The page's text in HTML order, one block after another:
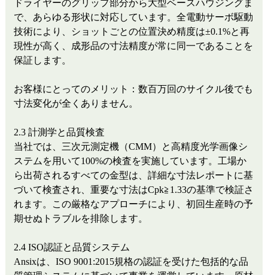
ドライヤーのグリップ部分から大型ベースハウジングま
で、あらゆる形状に対応しています。全電動サーボ駆動
技術により、ショットごとの位置決め精度は±0.1%と再
現性が高く、成形品の寸法精度が常に同一であることを
保証します。
お客様にとってのメリット：数百万回のサイクル後でも
寸法変化が全くありません。
2.3 計測学と品質検査
当社では、三次元測定機（CMM）と高精度光学画像シ
ステムを用いて100%の検査を実施しています。工場か
ら出荷されるすべての金型は、詳細な寸法レポートに基
づいて検査され、重要な寸法はCpk≧1.33の基準で検証さ
れます。この厳格なアプローチにより、初回生産時の予
期せぬトラブルを排除します。
2.4 ISO認証と品質システム
Ansixは、ISO 9001:2015規格の認証を受けた包括的な品